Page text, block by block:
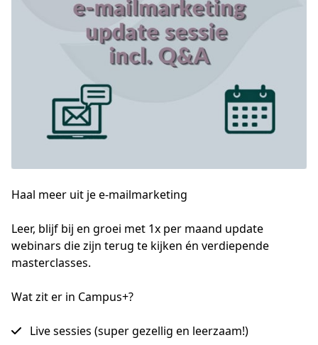
Haal meer uit je e-mailmarketing
Leer, blijf bij en groei met 1x per maand update
webinars die zijn terug te kijken én verdiepende
masterclasses.
Wat zit er in Campus+?
Live sessies (super gezellig en leerzaam!)